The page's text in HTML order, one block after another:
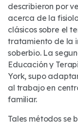
describieron por
acerca de la
clásicos sobre el
tratamiento de la
soberbio. La
Educación y
York, supo
al trabajo en
familiar.
Tales métodos se